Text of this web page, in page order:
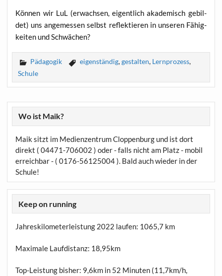
Kön­nen wir LuL (erwach­sen, eigent­lich aka­de­misch gebil­
det) uns ange­mes­sen selbst reflek­tie­ren in unse­ren Fähig­
kei­ten und Schwächen?
Pädagogik eigenständig,gestalten, Lernprozess,
Schule
Wo ist Maik?
Maik sitzt im Medienzentrum Cloppenburg und ist dort
direkt ( 04471-706002 ) oder - falls nicht am Platz - mobil
erreichbar - ( 0176-56125004 ). Bald auch wieder in der
Schule!
Keep on running
Jahreskilometerleistung 2022 laufen: 1065,7 km
Maximale Laufdistanz: 18,95km
Top-Leistung bisher: 9,6km in 52 Minuten (11,7km/h,